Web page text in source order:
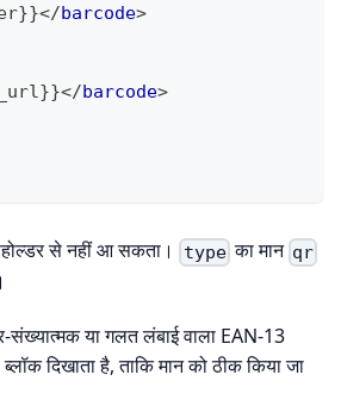
</barcode>
</barcode>
से नहीं आ सकता। typeका मान qr
संख्यात्मक या गलत लंबाई वाला EAN-13
ब्लॉक दिखाता है, ताकि मान को ठीक किया जा